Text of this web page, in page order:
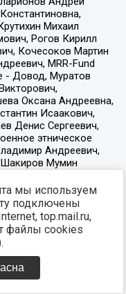
мы используем
подключены
top.mail.ru,
файлы cookies